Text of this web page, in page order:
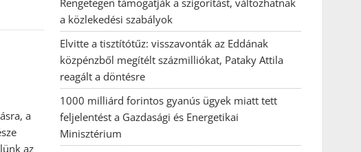
a
az
Rengetegen támogatják a szigorítást, változhatnak
a közlekedési szabályok
Elvitte a tisztítótűz: visszavonták az Eddának
közpénzből megítélt százmilliókat, Pataky Attila
reagált a döntésre
1000 milliárd forintos gyanús ügyek miatt tett
feljelentést a Gazdasági és Energetikai
Minisztérium